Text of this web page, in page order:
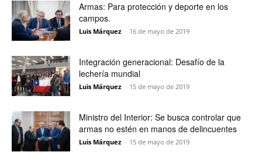
Armas: Para protección y deporte en los
campos.
Luis Márquez - 16 de mayo de 2019
Integración generacional: Desafío de la
lechería mundial
Luis Márquez - 15 de mayo de 2019
Ministro del Interior: Se busca controlar que
armas no estén en manos de delincuentes
Luis Márquez - 15 de mayo de 2019